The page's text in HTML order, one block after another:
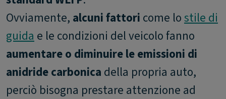
Ovviamente, alcuni fattori come lostile di
guida e le condizioni del veicolo fanno
aumentare o diminuire le emissioni di
anidride carbonica della propria auto,
perciò bisogna prestare attenzione ad